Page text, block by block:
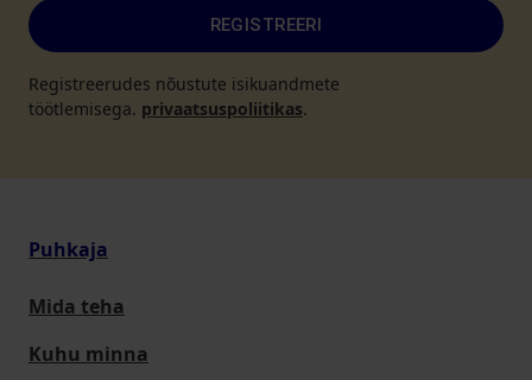
REGISTREERI
Registreerudes nõustute isikuandmete
töötlemisega. privaatsuspoliitikas.
Puhkaja
Mida teha
Kuhu minna